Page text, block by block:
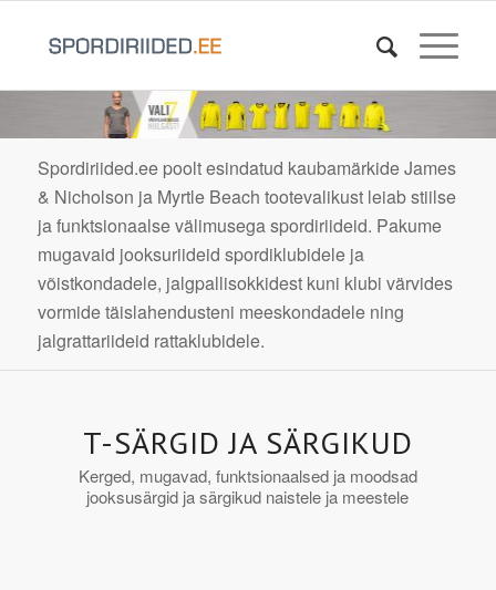
Spordiriided.ee poolt esindatud kaubamärkide James
& Nicholson ja Myrtle Beach tootevalikust leiab stiilse
ja funktsionaalse välimusega spordiriideid. Pakume
mugavaid jooksuriideid spordiklubidele ja
võistkondadele, jalgpallisokkidest kuni klubi värvides
vormide täislahendusteni meeskondadele ning
jalgrattariideid rattaklubidele.
T-SÄRGID JA SÄRGIKUD
Kerged, mugavad, funktsionaalsed ja moodsad
jooksusärgid ja särgikud naistele ja meestele